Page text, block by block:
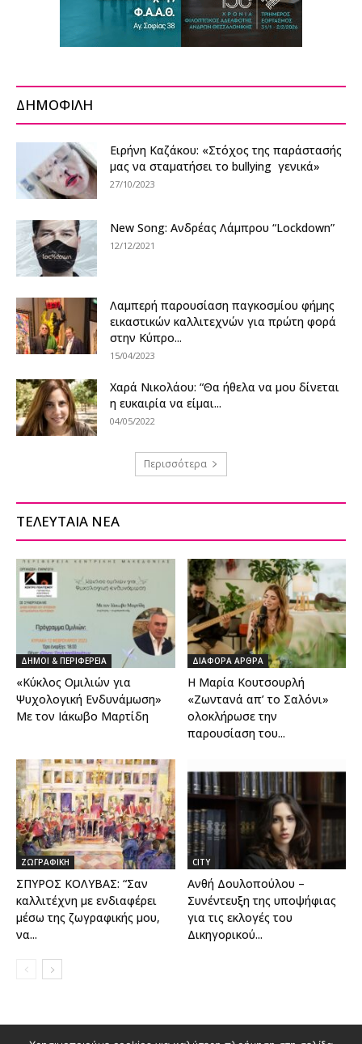
ΔΗΜΟΦΙΛΗ
Ειρήνη Καζάκου: «Στόχος της παράστασής
μας να σταματήσει το bullying γενικά»
27/10/2023
New Song: Ανδρέας Λάμπρου “Lockdown”
12/12/2021
Λαμπερή παρουσίαση παγκοσμίου φήμης
εικαστικών καλλιτεχνών για πρώτη φορά
στην Κύπρο...
15/04/2023
Χαρά Νικολάου: “Θα ήθελα να μου δίνεται
η ευκαιρία να είμαι...
04/05/2022
Περισσότερα
ΤΕΛΕΥΤΑΙΑ ΝΕΑ
ΔΗΜΟΙ & ΠΕΡΙΦΕΡΕΙΑ
«Κύκλος Ομιλιών για
Ψυχολογική Ενδυνάμωση»
Με τον Ιάκωβο Μαρτίδη
ΔΙΑΦΟΡΑ ΑΡΘΡΑ
Η Μαρία Κουτσουρλή
«Ζωντανά απ’ το Σαλόνι»
ολοκλήρωσε την
παρουσίαση του...
ΖΩΓΡΑΦΙΚΗ
ΣΠΥΡΟΣ ΚΟΛΥΒΑΣ: “Σαν
καλλιτέχνη με ενδιαφέρει
μέσω της ζωγραφικής μου,
να...
CITY
Ανθή Δουλοπούλου –
Συνέντευξη της υποψήφιας
για τις εκλογές του
Δικηγορικού...